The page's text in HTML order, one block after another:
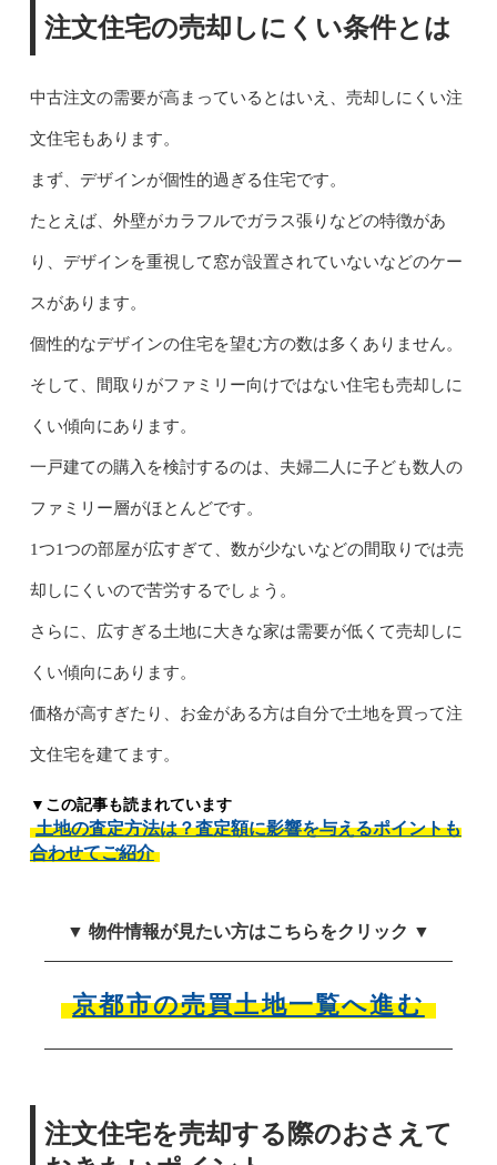
注文住宅の売却しにくい条件とは
中古注文の需要が高まっているとはいえ、売却しにくい注
文住宅もあります。
まず、デザインが個性的過ぎる住宅です。
たとえば、外壁がカラフルでガラス張りなどの特徴があ
り、デザインを重視して窓が設置されていないなどのケー
スがあります。
個性的なデザインの住宅を望む方の数は多くありません。
そして、間取りがファミリー向けではない住宅も売却しに
くい傾向にあります。
一戸建ての購入を検討するのは、夫婦二人に子ども数人の
ファミリー層がほとんどです。
1つ1つの部屋が広すぎて、数が少ないなどの間取りでは売
却しにくいので苦労するでしょう。
さらに、広すぎる土地に大きな家は需要が低くて売却しに
くい傾向にあります。
価格が高すぎたり、お金がある方は自分で土地を買って注
文住宅を建てます。
▼この記事も読まれています
土地の査定方法は？査定額に影響を与えるポイントも
合わせてご紹介
▼ 物件情報が見たい方はこちらをクリック ▼
京都市の売買土地一覧へ進む
注文住宅を売却する際のおさえて